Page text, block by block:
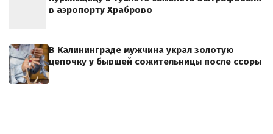
в аэропорту Храброво
В Калининграде мужчина украл золотую
цепочку у бывшей сожительницы после ссоры